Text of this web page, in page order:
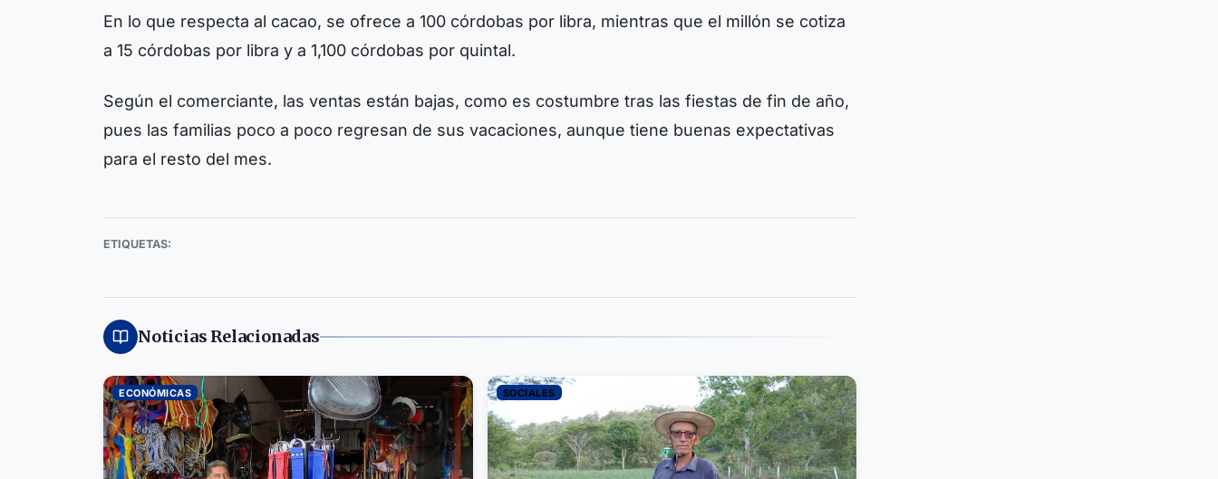
En lo que respecta al cacao, se ofrece a 100 córdobas por libra, mientras que el millón se cotiza
a 15 córdobas por libra y a 1,100 córdobas por quintal.
Según el comerciante, las ventas están bajas, como es costumbre tras las fiestas de fin de año,
pues las familias poco a poco regresan de sus vacaciones, aunque tiene buenas expectativas
para el resto del mes.
ETIQUETAS:
Noticias Relacionadas
ECONÓMICAS SOCIALES